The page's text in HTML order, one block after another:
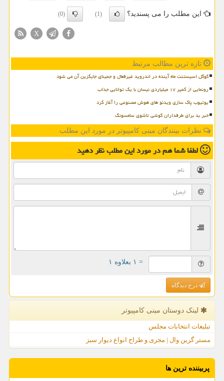
این مطلب را می پسندید؟ (1)
(0)
X
تازه ترین مطالب مرتبط
گوگل اسیستنت ماه آینده در اندروید غیرفعال و جمینای جایگزین آن می شود
رونمایی از کمپر ۱۷ میلیاردی نیسان با یک توانایی جذاب
یوتیوب پاک سازی ویدئو های هوش مصنوعی را آغاز کرد
خبر بد برای طرفداران گوشی تاشوی سامسونگ
نظرات بینندگان مینی کامپیوتر در مورد این مطلب
لطفا شما همدر مورد این مطلبنظر دهید
= ۱ بعلاوه ۱
درج دیدگاه
لینک دوستان مینی كامپیوتر
تبلیغات انتخابات مجلس
مستر گرین وال | مجری و طراح انواع دیوار سبز
پربیننده ترین ها